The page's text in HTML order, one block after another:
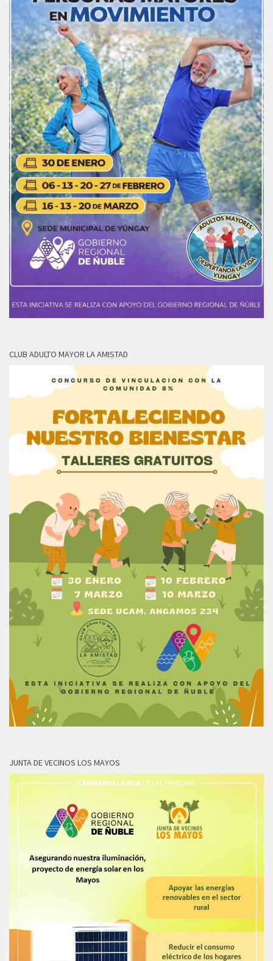
CLUB ADULTO MAYOR LA AMISTAD
JUNTA DE VECINOS LOS MAYOS